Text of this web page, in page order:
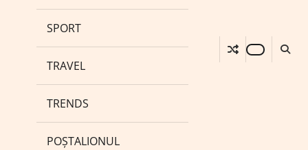
SPORT
TRAVEL
TRENDS
POȘTALIONUL